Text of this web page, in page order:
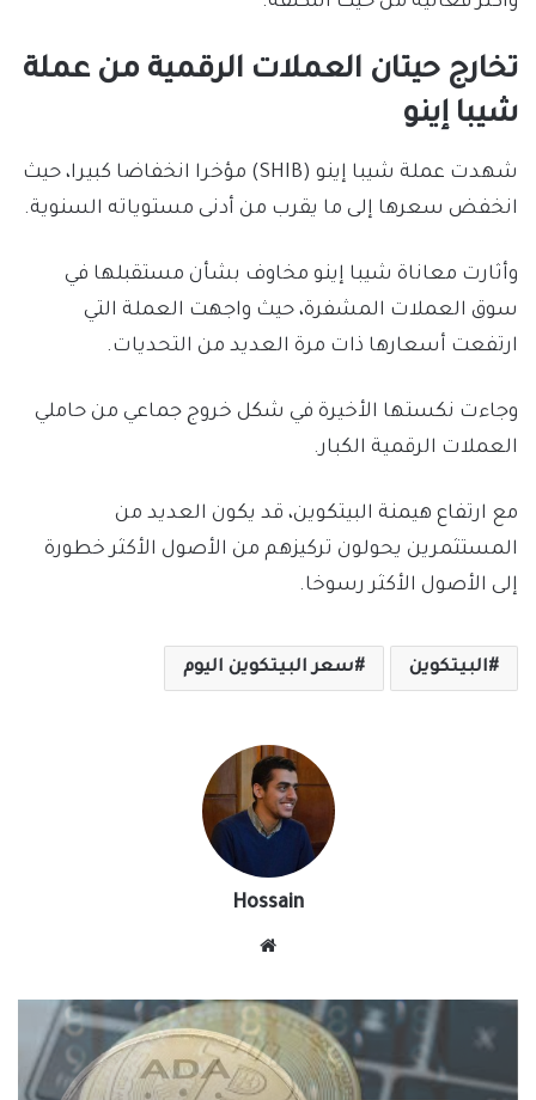
تخارج حيتان العملات الرقمية من عملة
شيبا إينو
شهدت عملة شيبا إينو (SHIB) مؤخرا انخفاضا كبيرا، حيث
انخفض سعرها إلى ما يقرب من أدنى مستوياته السنوية.
وأثارت معاناة شيبا إينو مخاوف بشأن مستقبلها في
سوق العملات المشفرة، حيث واجهت العملة التي
ارتفعت أسعارها ذات مرة العديد من التحديات.
وجاءت نكستها الأخيرة في شكل خروج جماعي من حاملي
العملات الرقمية الكبار.
مع ارتفاع هيمنة البيتكوين، قد يكون العديد من
المستثمرين يحولون تركيزهم من الأصول الأكثر خطورة
إلى الأصول الأكثر رسوخا.
البيتكوين سعر البيتكوين اليوم
Hossain